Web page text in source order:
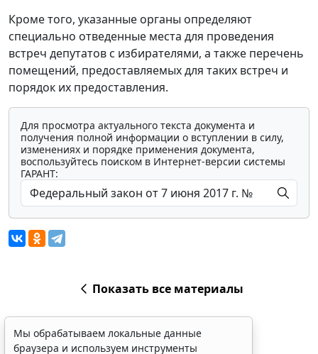
Кроме того, указанные органы определяют
специально отведенные места для проведения
встреч депутатов с избирателями, а также перечень
помещений, предоставляемых для таких встреч и
порядок их предоставления.
Для просмотра актуального текста документа и
получения полной информации о вступлении в силу,
изменениях и порядке применения документа,
воспользуйтесь поиском в Интернет-версии системы
ГАРАНТ:
Показать все материалы
Мы обрабатываем локальные данные
браузера и используем инструменты